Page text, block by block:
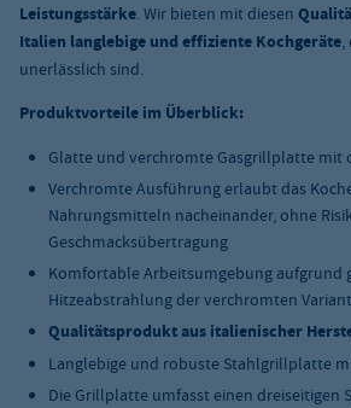
Leistungsstärke. Wir bieten mit diesen
Italien langlebige und effiziente Kochgeräte,
unerlässlich sind.
Produktvorteile im Überblick:
Glatte und verchromte Gasgrillplatte mit
Verchromte Ausführung erlaubt das
Nahrungsmitteln nacheinander, ohne
Geschmacksübertragung
Komfortable Arbeitsumgebung aufgrund
Hitzeabstrahlung der verchromten
Qualitätsprodukt aus italienischer
Langlebige und robuste Stahlgrillplatte
Die Grillplatte umfasst einen dreiseitigen